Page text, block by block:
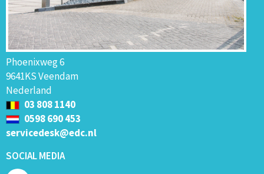
Phoenixweg 6
9641KS Veendam
Nederland
03 808 1140
0598 690 453
servicedesk@edc.nl
SOCIAL MEDIA